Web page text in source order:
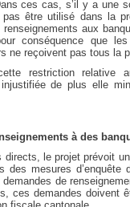
ces cas, s’il y a une
être utilisé dans la
aux
conséquence que
ne reçoivent pas tous la
restriction relative
de plus elle
à des
directs, le projet prévoit
des mesures d’enquête
de
ces demandes doivent